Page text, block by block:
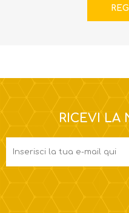
RICEVI LA